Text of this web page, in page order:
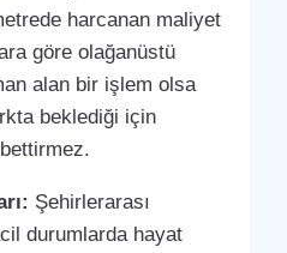
harcanan maliyet
göre olağanüstü
alan bir işlem olsa
beklediği için
Şehirlerarası
durumlarda hayat